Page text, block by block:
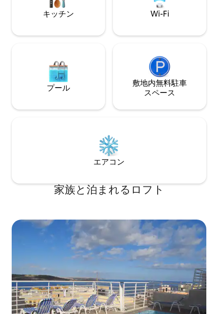
キッチン Wi-Fi
プール
敷地内無料駐⁠車
ス⁠ペ⁠ー⁠ス
エアコン
家族と泊まれるロフト